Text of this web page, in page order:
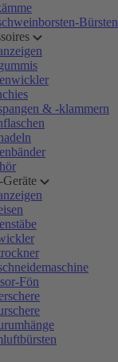
Bürsten
& -klammern
Fön